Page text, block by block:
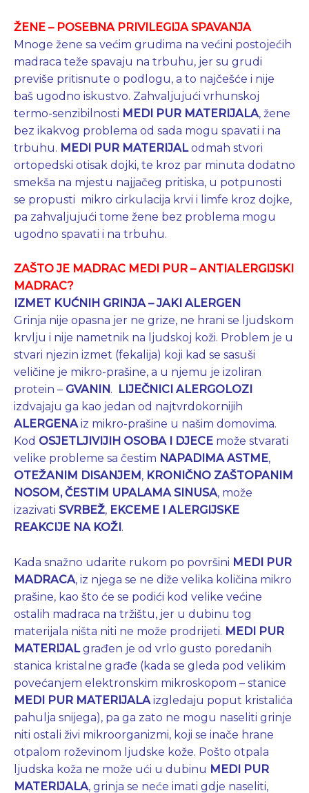
ŽENE – POSEBNA PRIVILEGIJA SPAVANJA
Mnoge žene sa većim grudima na većini postojećih
madraca teže spavaju na trbuhu, jer su grudi
previše pritisnute o podlogu, a to najčešće i nije
baš ugodno iskustvo. Zahvaljujući vrhunskoj
termo-senzibilnosti MEDI PUR MATERIJALA, žene
bez ikakvog problema od sada mogu spavati i na
trbuhu. MEDI PUR MATERIJALodmah stvori
ortopedski otisak dojki, te kroz par minuta dodatno
smekša na mjestu najjačeg pritiska, u potpunosti
se propusti mikro cirkulacija krvi i limfe kroz dojke,
pa zahvaljujući tome žene bez problema mogu
ugodno spavati i na trbuhu.
ZAŠTO JE MADRAC MEDI PUR – ANTIALERGIJSKI
MADRAC?
IZMET KUĆNIH GRINJA – JAKI ALERGEN
Grinja nije opasna jer ne grize, ne hrani se ljudskom
krvlju i nije nametnik na ljudskoj koži. Problem je u
stvari njezin izmet (fekalija) koji kad se sasuši
veličine je mikro-prašine, a u njemu je izoliran
protein – GVANIN.
LIJEČNICI ALERGOLOZI
izdvajaju ga kao jedan od najtvrdokornijih
ALERGENAiz mikro-prašine u našim domovima.
Kod OSJETLJIVIJIH OSOBA I DJECE može stvarati
velike probleme sa čestim NAPADIMA ASTME,
OTEŽANIM DISANJEM , KRONIČNO ZAŠTOPANIM
NOSOM, ČESTIM UPALAMA SINUSA, može
izazivati SVRBEŽ, EKCEME
ALERGIJSKE
REAKCIJE NA KOŽI .
Kada snažno udarite rukom po površini MEDI PUR
MADRACA, iz njega se ne diže velika količina mikro
prašine, kao što će se podići kod velike većine
ostalih madraca na tržištu, jer u dubinu tog
materijala ništa niti ne može prodrijeti. MEDI PUR
MATERIJALgrađen je od vrlo gusto poredanih
stanica kristalne građe (kada se gleda pod velikim
povećanjem elektronskim mikroskopom – stanice
MEDI PUR MATERIJALA izgledaju poput kristalića
pahulja snijega), pa ga zato ne mogu naseliti grinje
niti ostali živi mikroorganizmi, koji se inače hrane
otpalom roževinom ljudske kože. Pošto otpala
ljudska koža ne može ući u dubinu MEDI PUR
MATERIJALA, grinja se neće imati gdje naseliti,